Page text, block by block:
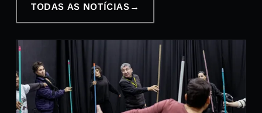
TODAS AS NOTÍCIAS →